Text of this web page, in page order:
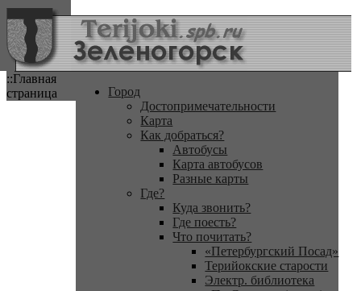
::Главная
страница
Город
Достопримечательности
Карта
Как добраться?
Автобусы
Карта автобусов
Разные карты
Где?
Куда звонить?
Где поесть?
Что почитать?
«Петербургский Посад»
Терийокские старости
Электр. библиотека